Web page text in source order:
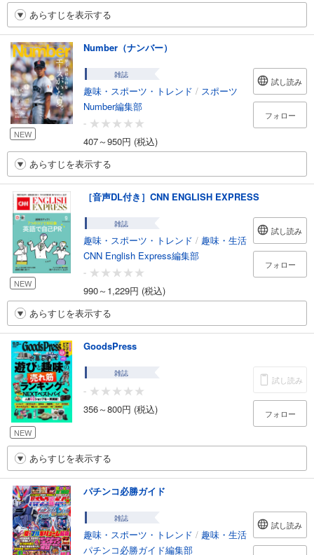
あらすじを表示する
NEW
Number（ナンバー）
雑誌
趣味・スポーツ・トレンド / スポーツ
Number編集部
-
407～950円 (税込)
試し読み
フォロー
あらすじを表示する
NEW
［音声DL付き］CNN ENGLISH EXPRESS
雑誌
趣味・スポーツ・トレンド / 趣味・生活
CNN English Express編集部
-
990～1,229円 (税込)
試し読み
フォロー
あらすじを表示する
NEW
GoodsPress
雑誌
-
356～800円 (税込)
試し読み
フォロー
あらすじを表示する
パチンコ必勝ガイド
雑誌
趣味・スポーツ・トレンド / 趣味・生活
パチンコ必勝ガイド編集部
試し読み